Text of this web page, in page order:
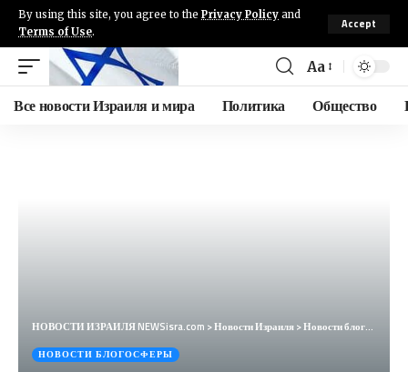
By using this site, you agree to the Privacy Policy and
Terms of Use.
Accept
Aa
Все новости Израиля и мира Политика Общество
НОВОСТИ ИЗРАИЛЯ NEWSisra.com >Новости Израиля>Новости блогосферы
НОВОСТИ БЛОГОСФЕРЫ